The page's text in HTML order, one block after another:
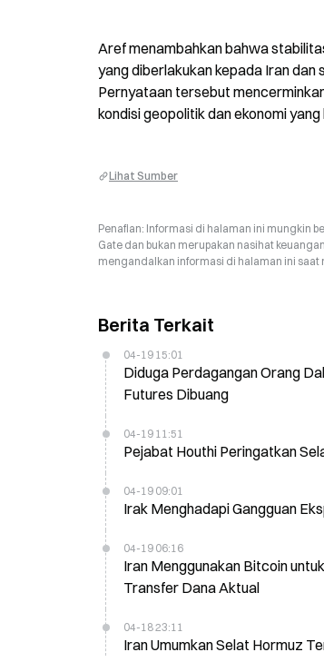
Aref menambahkan bahwa
yang diberlakukan kepada Iran
Pernyataan tersebut
kondisi geopolitik dan ekonomi
Lihat Sumber
Penafian: Informasi di halaman ini mungkin
Gate dan bukan merupakan nasihat
mengandalkan informasi di halaman ini saat
Berita Terkait
04-19 15:01
Diduga Perdagangan Orang
Futures Dibuang
04-19 11:51
Pejabat Houthi Peringatkan
04-19 09:01
Irak Menghadapi Gangguan
04-19 06:16
Iran Menggunakan Bitcoin
Transfer Dana Aktual
04-18 23:11
Iran Umumkan Selat Hormuz